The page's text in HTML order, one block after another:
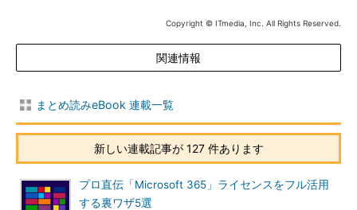
Copyright © ITmedia, Inc. All Rights Reserved.
関連情報
まとめ読みeBook 連載一覧
新しい連載記事が 127 件あります
プロ直伝「Microsoft 365」ライセンスをフル活用
する裏ワザ5選